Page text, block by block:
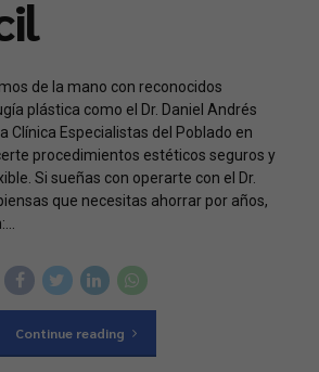
de la mano con reconocidos
plástica como el Dr. Daniel Andrés
Clínica Especialistas del Poblado en
procedimientos estéticos seguros y
Si sueñas con operarte con el Dr.
que necesitas ahorrar por años,
Continue reading